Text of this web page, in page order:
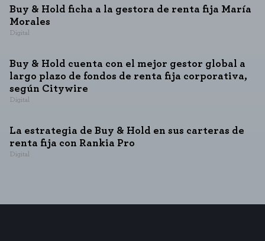
Buy & Hold ficha a la gestora de renta fija María
Morales
Digital
Buy & Hold cuenta con el mejor gestor global a
largo plazo de fondos de renta fija corporativa,
según Citywire
Digital
La estrategia de Buy & Hold en sus carteras de
renta fija con Rankia Pro
Digital